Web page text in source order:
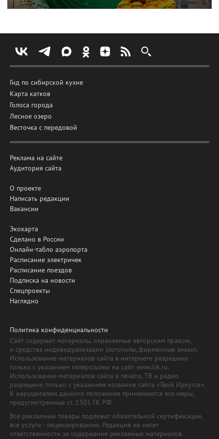
Гид по сибирской кухне
Карта катков
Голоса города
Лесное озеро
Весточка с передовой
Реклама на сайте
Аудитория сайта
О проекте
Написать редакции
Вакансии
Экокарта
Сделано в России
Онлайн-табло аэропорта
Расписание электричек
Расписание поездов
Подписка на новости
Спецпроекты
Наглядно
Политика конфиденциальности
Сайт содержит материалы, охраняемые авторским правом,
и средства индивидуализации (логотипы, фирменные знаки).
Использование материалов сайта в интернете разрешено
только с указанием гиперссылки на сайт www.irk.ru.
Использование материалов сайта в печати, ТВ и радио
разрешено только с указанием названия сайта «Твой Иркутск».
К нарушителям данного положения применяются все меры,
предусмотренные ст. 1301 ГК РФ.
Все рекламные товары подлежат обязательной сертификации,
все услуги - лицензированию. Редакция не несет
ответственности за содержание рекламных материалов.